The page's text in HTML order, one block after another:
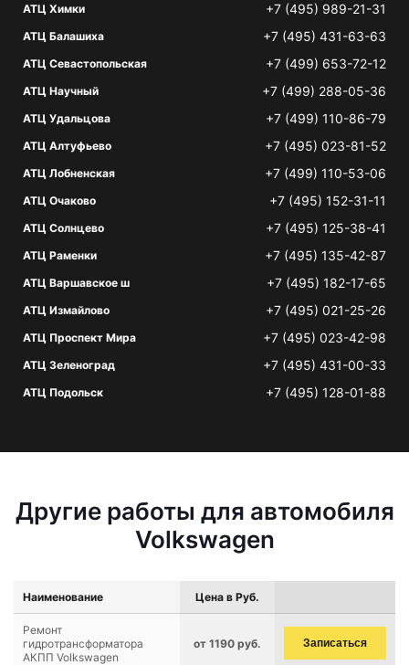
АТЦ Химки +7 (495) 989-21-31
АТЦ Балашиха +7 (495) 431-63-63
АТЦ Севастопольская +7 (499) 653-72-12
АТЦ Научный +7 (499) 288-05-36
АТЦ Удальцова +7 (499) 110-86-79
АТЦ Алтуфьево +7 (495) 023-81-52
АТЦ Лобненская +7 (499) 110-53-06
АТЦ Очаково +7 (495) 152-31-11
АТЦ Солнцево +7 (495) 125-38-41
АТЦ Раменки +7 (495) 135-42-87
АТЦ Варшавское ш +7 (495) 182-17-65
АТЦ Измайлово +7 (495) 021-25-26
АТЦ Проспект Мира +7 (495) 023-42-98
АТЦ Зеленоград +7 (495) 431-00-33
АТЦ Подольск +7 (495) 128-01-88
Другие работы для автомобиля
Volkswagen
Наименование Цена в Руб.
Ремонт
гидротрансформатора
АКПП Volkswagen
от 1190 руб. Записаться